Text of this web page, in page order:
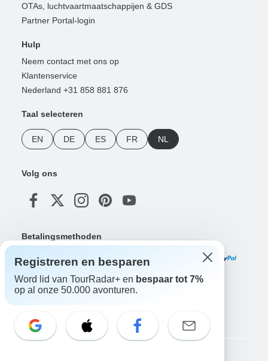
OTAs, luchtvaartmaatschappijen & GDS
Partner Portal-login
Hulp
Neem contact met ons op
Klantenservice
Nederland +31 858 881 876
Taal selecteren
EN DE ES FR NL
Volg ons
Betalingsmethoden
Registreren en besparen
Word lid van TourRadar+ en bespaar tot 7%
op al onze 50.000 avonturen.